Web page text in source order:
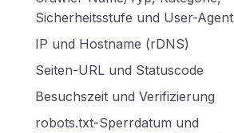
Sicherheitsstufe und User-Agent
IP und Hostname (rDNS)
Seiten-URL und Statuscode
Besuchszeit und Verifizierung
robots.txt-Sperrdatum und